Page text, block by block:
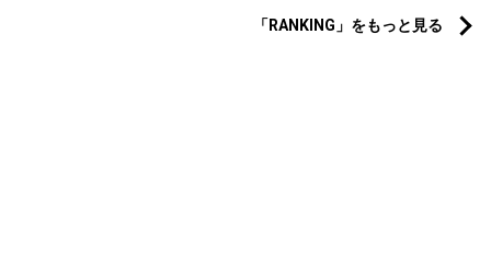
「RANKING」をもっと見る